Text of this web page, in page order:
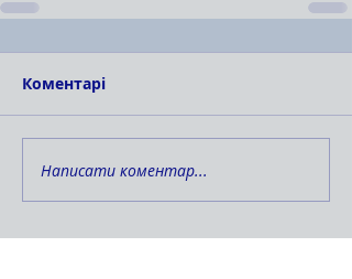
Коментарі
Написати коментар...